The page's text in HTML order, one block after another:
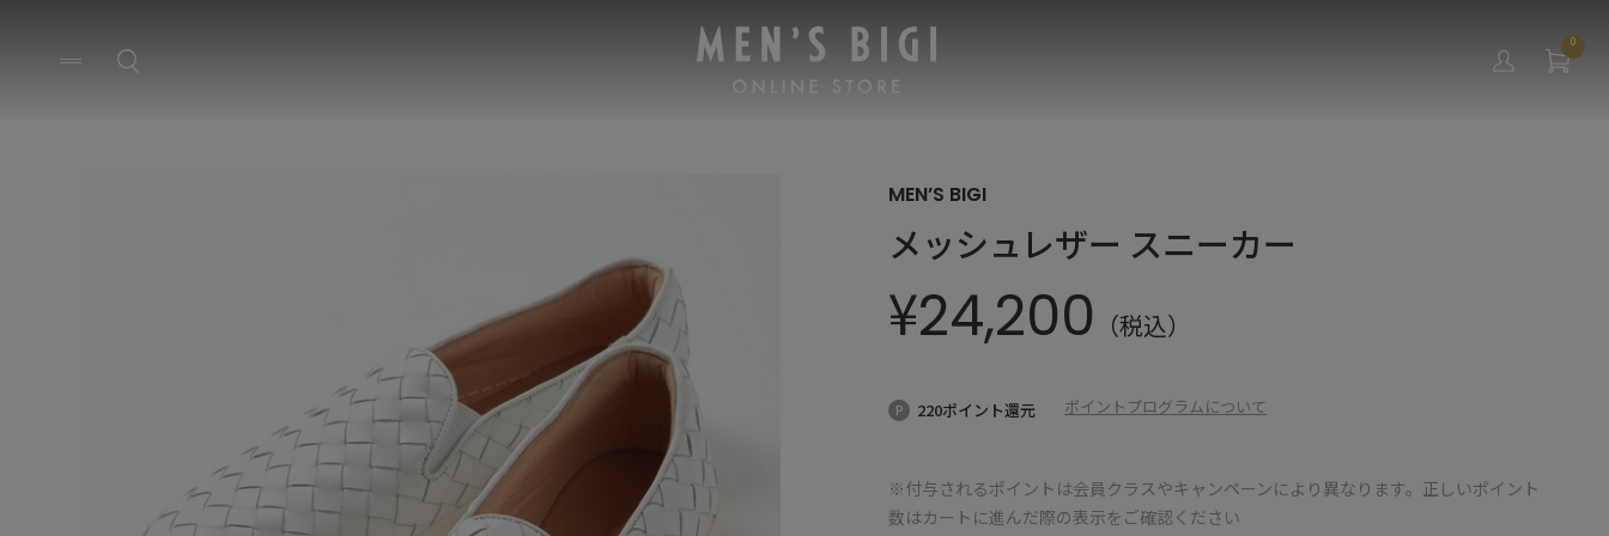
0
MEN’S BIGI
メッシュレザー スニーカー
¥24,200 （税込）
220ポイント還元 ポイントプログラムについて
※付与されるポイントは会員クラスやキャンペーンにより異なります。正しいポイント
数はカートに進んだ際の表示をご確認ください